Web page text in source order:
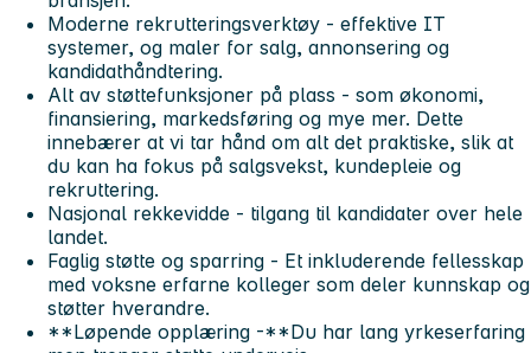
Moderne rekrutteringsverktøy - effektive IT
systemer, og maler for salg, annonsering og
kandidathåndtering.
Alt av støttefunksjoner på plass - som økonomi,
finansiering, markedsføring og mye mer. Dette
innebærer at vi tar hånd om alt det praktiske, slik at
du kan ha fokus på salgsvekst, kundepleie og
rekruttering.
Nasjonal rekkevidde - tilgang til kandidater over hele
landet.
Faglig støtte og sparring - Et inkluderende fellesskap
med voksne erfarne kolleger som deler kunnskap og
støtter hverandre.
**Løpende opplæring -**Du har lang yrkeserfaring